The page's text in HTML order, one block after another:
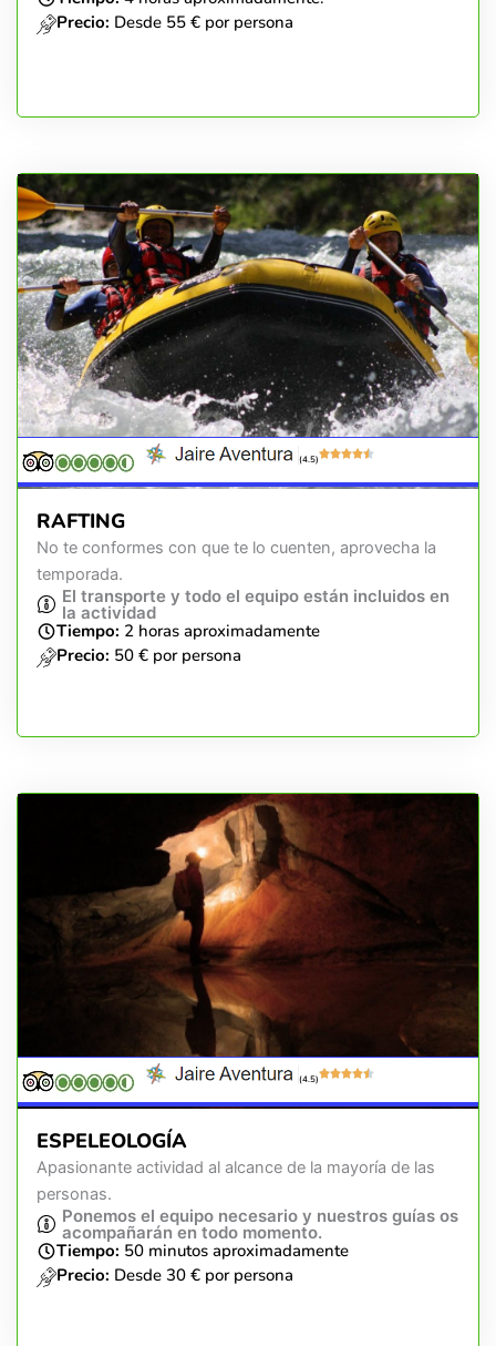
Precio: Desde 55 € por persona
(4.5)
RAFTING
No te conformes con que te lo cuenten, aprovecha la
temporada.
El transporte y todo el equipo están incluidos en
la actividad
Tiempo: 2 horas aproximadamente
Precio: 50 € por persona
(4.5)
ESPELEOLOGÍA
Apasionante actividad al alcance de la mayoría de las
personas.
Ponemos el equipo necesario y nuestros guías os
acompañarán en todo momento.
Tiempo: 50 minutos aproximadamente
Precio: Desde 30 € por persona